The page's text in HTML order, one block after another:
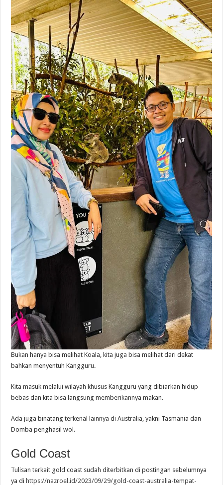
Bukan hanya bisa melihat Koala, kita juga bisa melihat dari dekat
bahkan menyentuh Kangguru.
Kita masuk melalui wilayah khusus Kangguru yang dibiarkan hidup
bebas dan kita bisa langsung memberikannya makan.
Ada juga binatang terkenal lainnya di Australia, yakni Tasmania dan
Domba penghasil wol.
Gold Coast
Tulisan terkait gold coast sudah diterbitkan di postingan sebelumnya
ya di https://nazroel.id/2023/09/29/gold-coast-australia-tempat-